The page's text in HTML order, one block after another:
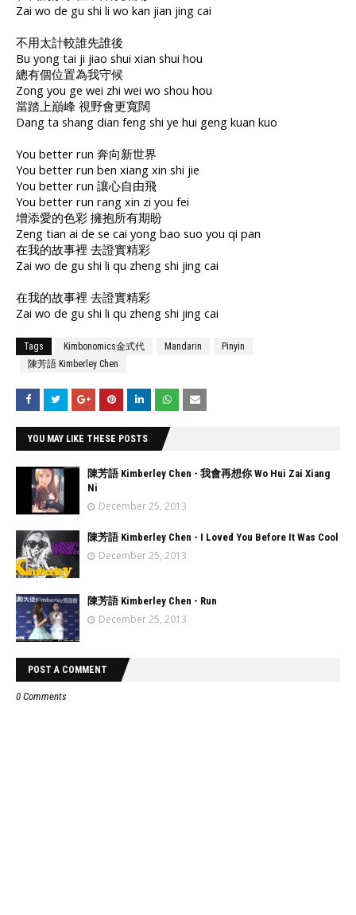
Zai wo de gu shi li wo kan jian jing cai
不用太計較誰先誰後
Bu yong tai ji jiao shui xian shui hou
總有個位置為我守候
Zong you ge wei zhi wei wo shou hou
當踏上巔峰 視野會更寬闊
Dang ta shang dian feng shi ye hui geng kuan kuo
You better run 奔向新世界
You better run ben xiang xin shi jie
You better run 讓心自由飛
You better run rang xin zi you fei
增添愛的色彩 擁抱所有期盼
Zeng tian ai de se cai yong bao suo you qi pan
在我的故事裡 去證實精彩
Zai wo de gu shi li qu zheng shi jing cai
在我的故事裡 去證實精彩
Zai wo de gu shi li qu zheng shi jing cai
Tags Kimbonomics金式代 Mandarin
Pinyin
陳芳語 Kimberley Chen
YOU MAY LIKE THESE POSTS
陳芳語 Kimberley Chen - 我會再想你 Wo Hui Zai Xiang
Ni
December 25, 2013
陳芳語 Kimberley Chen - I Loved You Before It Was Cool
December 25, 2013
陳芳語 Kimberley Chen - Run
December 25, 2013
POST A COMMENT
0 Comments